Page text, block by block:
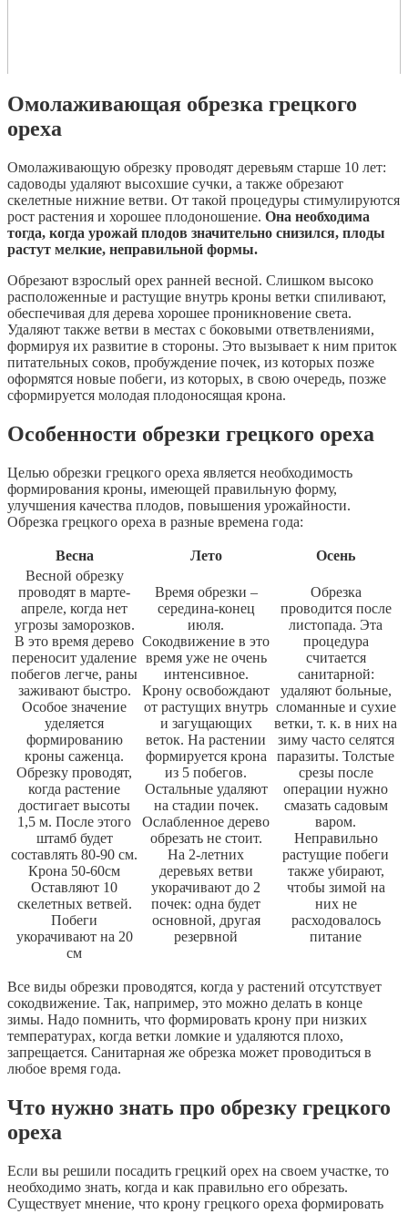
Омолаживающая обрезка грецкого
ореха
Омолаживающую обрезку проводят деревьям старше 10 лет:
садоводы удаляют высохшие сучки, а также обрезают
скелетные нижние ветви. От такой процедуры стимулируются
рост растения и хорошее плодоношение. Она необходима
тогда, когда урожай плодов значительно снизился, плоды
растут мелкие, неправильной формы.
Обрезают взрослый орех ранней весной. Слишком высоко
расположенные и растущие внутрь кроны ветки спиливают,
обеспечивая для дерева хорошее проникновение света.
Удаляют также ветви в местах с боковыми ответвлениями,
формируя их развитие в стороны. Это вызывает к ним приток
питательных соков, пробуждение почек, из которых позже
оформятся новые побеги, из которых, в свою очередь, позже
сформируется молодая плодоносящая крона.
Особенности обрезки грецкого ореха
Целью обрезки грецкого ореха является необходимость
формирования кроны, имеющей правильную форму,
улучшения качества плодов, повышения урожайности.
Обрезка грецкого ореха в разные времена года:
Весна Лето
Осень
Весной обрезку
проводят в марте-
апреле, когда нет
угрозы заморозков.
В это время дерево
переносит удаление
побегов легче, раны
заживают быстро.
Особое значение
уделяется
формированию
кроны саженца.
Обрезку проводят,
когда растение
достигает высоты
1,5 м. После этого
штамб будет
составлять 80-90 см.
Крона 50-60см
Оставляют 10
скелетных ветвей.
Побеги
укорачивают на 20
см
Время обрезки –
середина-конец
июля.
Сокодвижение в это
время уже не очень
интенсивное.
Крону освобождают
от растущих внутрь
и загущающих
веток. На растении
формируется крона
из 5 побегов.
Остальные удаляют
на стадии почек.
Ослабленное дерево
обрезать не стоит.
На 2-летних
деревьях ветви
укорачивают до 2
почек: одна будет
основной, другая
резервной
Обрезка
проводится после
листопада. Эта
процедура
считается
санитарной:
удаляют больные,
сломанные и сухие
ветки, т. к. в них на
зиму часто селятся
паразиты. Толстые
срезы после
операции нужно
смазать садовым
варом.
Неправильно
растущие побеги
также убирают,
чтобы зимой на
них не
расходовалось
питание
Все виды обрезки проводятся, когда у растений отсутствует
сокодвижение. Так, например, это можно делать в конце
зимы. Надо помнить, что формировать крону при низких
температурах, когда ветки ломкие и удаляются плохо,
запрещается. Санитарная же обрезка может проводиться в
любое время года.
Что нужно знать про обрезку грецкого
ореха
Если вы решили посадить грецкий орех на своем участке, то
необходимо знать, когда и как правильно его обрезать.
Существует мнение, что крону грецкого ореха формировать